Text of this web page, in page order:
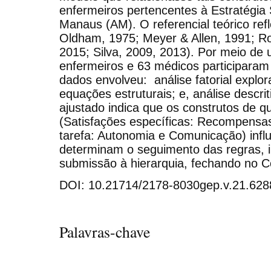
enfermeiros pertencentes à
Manaus (AM). O referencial teórico
Oldham, 1975; Meyer & Allen, 1991;
2015; Silva, 2009, 2013). Por meio de
enfermeiros e 63 médicos
dados envolveu: análise fatorial
equações estruturais; e, análise
ajustado indica que os construtos de
(Satisfações específicas:
tarefa: Autonomia e Comunicação)
determinam o seguimento das regras,
submissão à hierarquia, fechando no
DOI: 10.21714/2178-
Palavras-chave